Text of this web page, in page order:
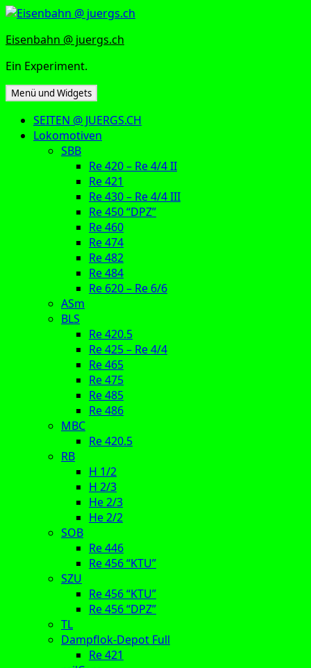
Zum
springen
Eisenbahn @ juergs.ch
Ein Experiment.
Menü und Widgets
SEITEN @ JUERGS.CH
Lokomotiven
SBB
Re 420 – Re 4/4 II
Re 421
Re 430 – Re 4/4 III
Re 450 “DPZ”
Re 460
Re 474
Re 482
Re 484
Re 620 – Re 6/6
ASm
BLS
Re 420.5
Re 425 – Re 4/4
Re 465
Re 475
Re 485
Re 486
MBC
Re 420.5
RB
H 1/2
H 2/3
He 2/3
He 2/2
SOB
Re 446
Re 456 “KTU”
SZU
Re 456 “KTU”
Re 456 “DPZ”
TL
Dampflok-Depot Full
Re 421